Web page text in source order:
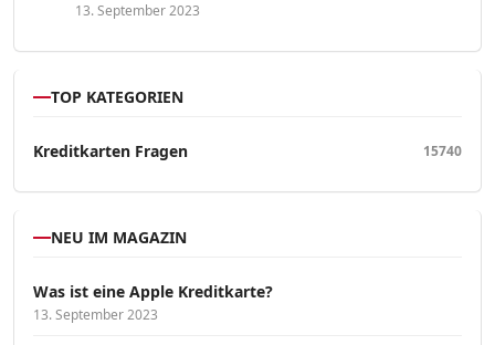
13. September 2023
TOP KATEGORIEN
Kreditkarten Fragen 15740
NEU IM MAGAZIN
Was ist eine Apple Kreditkarte?
13. September 2023